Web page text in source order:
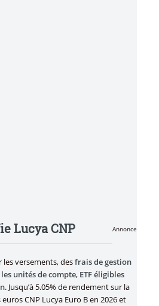
Annonce
Lucya CNP
les versements, desfrais de gestion
unités de compte, ETF éligibles
. Jusqu’à 5.05% de rendement sur la
CNP Lucya Euro B en 2026 et